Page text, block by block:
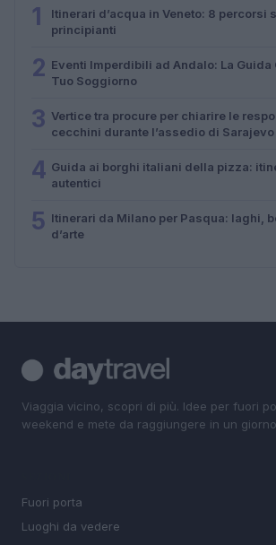
1
Itinerari d’acqua in Veneto: 8 percorsi
principianti
2 Eventi Imperdibili ad Andalo: La Guida
Tuo Soggiorno
3 Vertice tra procure per chiarire le
cecchini durante l’assedio di Sarajevo
4 Guida ai borghi italiani della pizza:
autentici
5 Itinerari da Milano per Pasqua: laghi,
d’arte
Viaggia vicino, scopri di più. Idee per fuori
weekend e mete da raggiungere in un
Fuori porta
Luoghi da vedere